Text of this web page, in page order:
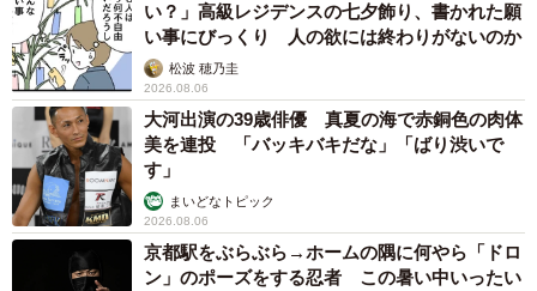
クアウェイしたりするのかなぁと。最初は「トーストか
な？」と思いましたが、ベンジー曰く「トーストは朝に食
べるもの！」とのことでした笑。
◇ ◇
「ベンジーは私と出会う以前から日本文化に興味があった
ようです。流行りものというよりも伝統文化や慣習、考え
方に興味を持っています。黒澤明、是枝裕和の映画が好き
い？」高級レジデンスの七夕飾り、書かれた願
い事にびっくり 人の欲には終わりがないのか
松波 穂乃圭
2026.08.06
大河出演の39歳俳優 真夏の海で赤銅色の肉体
美を連投 「バッキバキだな」「ばり渋いで
す」
まいどなトピック
2026.08.06
京都駅をぶらぶら→ホームの隅に何やら「ドロ
ン」のポーズをする忍者 この暑い中いったい